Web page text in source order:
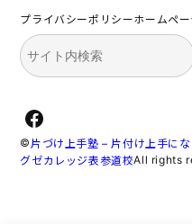
プライバシーポリシーホームペ
検
索
Facebook
©片づけ上手塾 – 片付け上手に
グゼカレッジ表参道校All rights